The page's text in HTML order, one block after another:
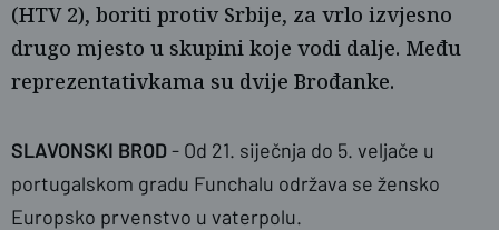
(HTV 2), boriti protiv Srbije, za vrlo izvjesno
drugo mjesto u skupini koje vodi dalje. Među
reprezentativkama su dvije Brođanke.
SLAVONSKI BROD- Od 21. siječnja do 5. veljače u
portugalskom gradu Funchalu održava se žensko
Europsko prvenstvo u vaterpolu.